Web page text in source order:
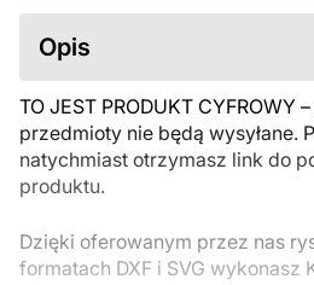
przed zakupem. Jeśli masz
skontaktuj się bezpośrednio ze
Opis
TO JEST PRODUKT CYFROWY
przedmioty nie będą wysyłane.
natychmiast otrzymasz link do
produktu.
Dzięki oferowanym przez nas
formatach DXF i SVG wykonasz